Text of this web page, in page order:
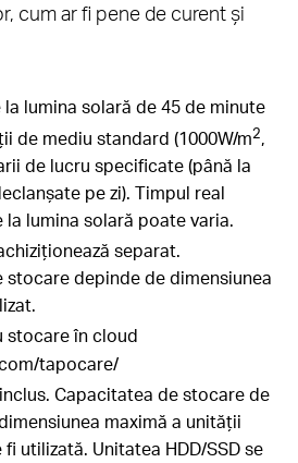
cum ar fi pene de curent și
lumina solară de 45 de minute
de mediu standard (1000W/m2,
de lucru specificate (până la
pe zi). Timpul real
la lumina solară poate varia.
separat.
stocare depinde de dimensiunea
stocare în cloud
tapocare/
Capacitatea de stocare de
maximă a unității
utilizată. Unitatea HDD/SSD se